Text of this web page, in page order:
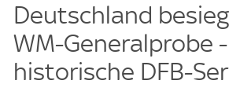
Deutschland
WM-Generalprobe -
historische DFB-